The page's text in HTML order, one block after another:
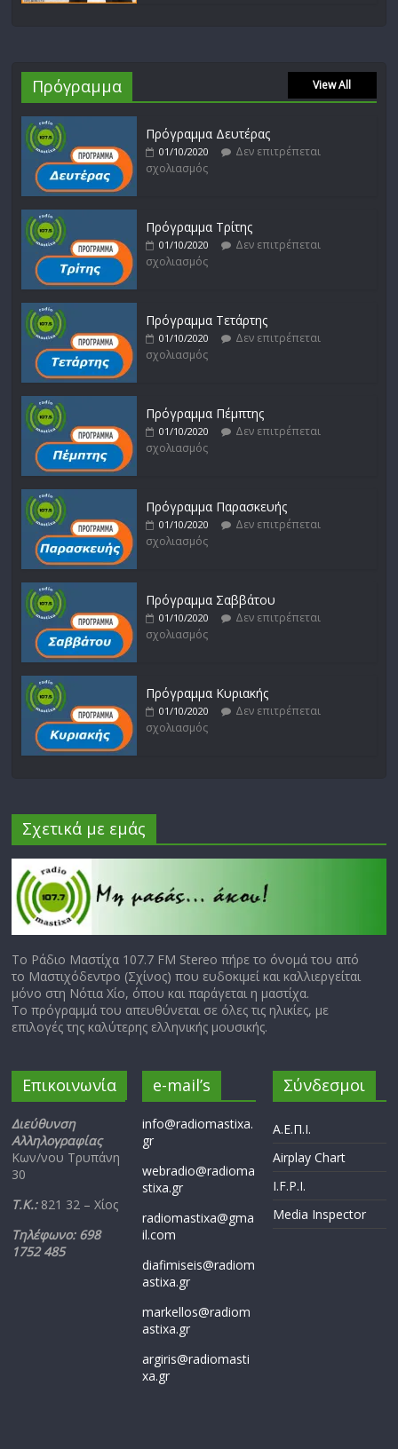
Πρόγραμμα View All
Πρόγραμμα Δευτέρας
01/10/2020
Δεν επιτρέπεται
σχολιασμός
Πρόγραμμα Τρίτης
01/10/2020
Δεν επιτρέπεται
σχολιασμός
Πρόγραμμα Τετάρτης
01/10/2020
Δεν επιτρέπεται
σχολιασμός
Πρόγραμμα Πέμπτης
01/10/2020
Δεν επιτρέπεται
σχολιασμός
Πρόγραμμα Παρασκευής
01/10/2020
Δεν επιτρέπεται
σχολιασμός
Πρόγραμμα Σαββάτου
01/10/2020
Δεν επιτρέπεται
σχολιασμός
Πρόγραμμα Κυριακής
01/10/2020
Δεν επιτρέπεται
σχολιασμός
Σχετικά με εμάς
Το Ράδιο Μαστίχα 107.7 FM Stereo πήρε το όνομά του από
το Μαστιχόδεντρο (Σχίνος) που ευδοκιμεί και καλλιεργείται
μόνο στη Νότια Χίο, όπου και παράγεται η μαστίχα.
Το πρόγραμμά του απευθύνεται σε όλες τις ηλικίες, με
επιλογές της καλύτερης ελληνικής μουσικής.
Επικοινωνία
Διεύθυνση
Αλληλογραφίας
Κων/νου Τρυπάνη
30
Τ.Κ.: 821 32 – Χίος
Τηλέφωνο: 698
1752 485
e-mail’s
info@radiomastixa.
gr
webradio@radioma
stixa.gr
radiomastixa@gma
il.com
diafimiseis@radiom
astixa.gr
markellos@radiom
astixa.gr
argiris@radiomasti
xa.gr
Σύνδεσμοι
Α.Ε.Π.Ι.
Airplay Chart
I.F.P.I.
Media Inspector